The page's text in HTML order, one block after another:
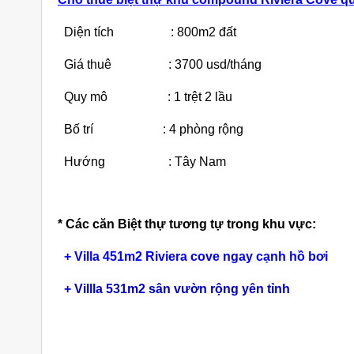
Diện tích : 800m2 đất
Giá thuê : 3700 usd/tháng
Quy mô : 1 trệt 2 lầu
Bố trí : 4 phòng rộng
Hướng : Tây Nam
* Các căn Biệt thự tương tự trong khu vực:
+ Villa 451m2 Riviera cove ngay cạnh hồ bơi
+ Villla 531m2 sân vườn rộng yên tỉnh
Cho Thuê Nhà Verosa Quận 9
Full Nội Thất Đường 291